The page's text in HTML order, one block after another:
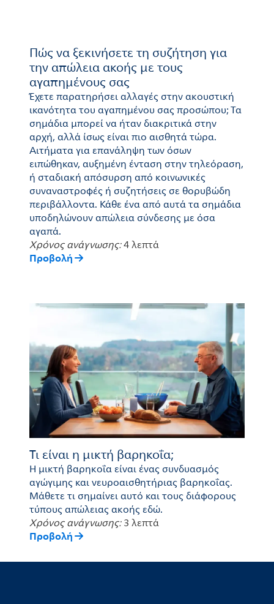
Πώς να ξεκινήσετε τη συζήτηση για
την απώλεια ακοής με τους
αγαπημένους σας
Έχετε παρατηρήσει αλλαγές στην ακουστική
ικανότητα του αγαπημένου σας προσώπου; Τα
σημάδια μπορεί να ήταν διακριτικά στην
αρχή, αλλά ίσως είναι πιο αισθητά τώρα.
Αιτήματα για επανάληψη των όσων
ειπώθηκαν, αυξημένη ένταση στην τηλεόραση,
ή σταδιακή απόσυρση από κοινωνικές
συναναστροφές ή συζητήσεις σε θορυβώδη
περιβάλλοντα. Κάθε ένα από αυτά τα σημάδια
υποδηλώνουν απώλεια σύνδεσης με όσα
αγαπά.
Χρόνος ανάγνωσης:4 λεπτά
Προβολή
Τι είναι η μικτή βαρηκοΐα;
Η μικτή βαρηκοΐα είναι ένας συνδυασμός
αγώγιμης και νευροαισθητήριας βαρηκοΐας.
Μάθετε τι σημαίνει αυτό και τους διάφορους
τύπους απώλειας ακοής εδώ.
Χρόνος ανάγνωσης:3 λεπτά
Προβολή